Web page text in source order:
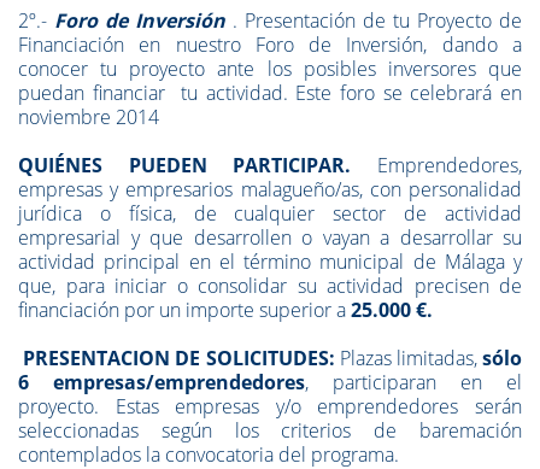
2º.- Foro de Inversión . Presentación de tu Proyecto de
Financiación en nuestro Foro de Inversión, dando a
conocer tu proyecto ante los posibles inversores que
puedan financiar tu actividad. Este foro se celebrará en
noviembre 2014
QUIÉNES PUEDEN PARTICIPAR. Emprendedores,
empresas y empresarios malagueño/as, con personalidad
jurídica o física, de cualquier sector de actividad
empresarial y que desarrollen o vayan a desarrollar su
actividad principal en el término municipal de Málaga y
que, para iniciar o consolidar su actividad precisen de
financiación por un importe superior a25.000 €.
PRESENTACION DE SOLICITUDES: Plazas limitadas,sólo
6 empresas/emprendedores, participaran en el
proyecto. Estas empresas y/o emprendedores serán
seleccionadas según los criterios de baremación
contemplados la convocatoria del programa.